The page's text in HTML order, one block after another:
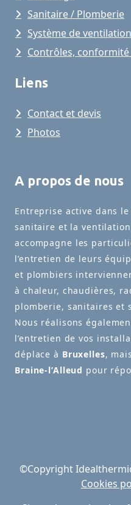
Sanitaire / Plomberie
Système de
Contrôles,
Liens
Contact et devis
Photos
A propos de nous
Entreprise active dans le
sanitaire et la
accompagne les
l’entretien de leurs
et plombiers
à chaleur, chaudières,
plomberie, sanitaires et
Nous réalisons
l’entretien de vos
déplace à Bruxelles,
Braine-l’Alleud pour
©Copyright
Cookies